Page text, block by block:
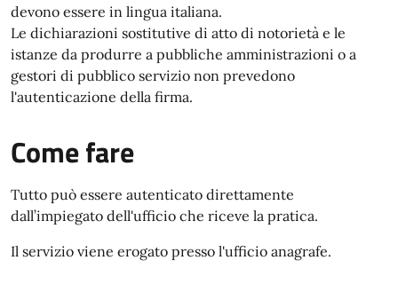
devono essere in lingua italiana.
Le dichiarazioni sostitutive di atto di notorietà e le
istanze da produrre a pubbliche amministrazioni o a
gestori di pubblico servizio non prevedono
l'autenticazione della firma.
Come fare
Tutto può essere autenticato direttamente
dall’impiegato dell'ufficio che riceve la pratica.
Il servizio viene erogato presso l'ufficio anagrafe.